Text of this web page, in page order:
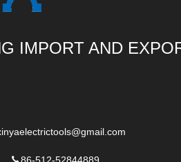
IMPORT AND
86-512-52844889